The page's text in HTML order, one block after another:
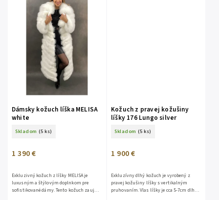
Dámsky kožuch líška MELISA
white
Skladom (5 ks)
1 390 €
Exkluzivný kožuch z líšky MELISA je
luxusným a štýlovým doplnkom pre
sofistikované dámy. Tento kožuch zaujme
Kožuch z pravej kožušiny
líšky 176 Lungo silver
Skladom (5 ks)
1 900 €
Exkluzívny dlhý kožuch je vyrobený z
pravej kožušiny líšky s vertikalným
pruhovaním. Vlas líšky je cca 5-7cm dlhý,